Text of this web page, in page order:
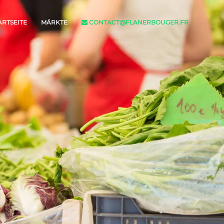
MÄRKTE CONTACT@FLANERBOUGER.FR